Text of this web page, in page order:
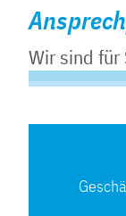
Wir sind für